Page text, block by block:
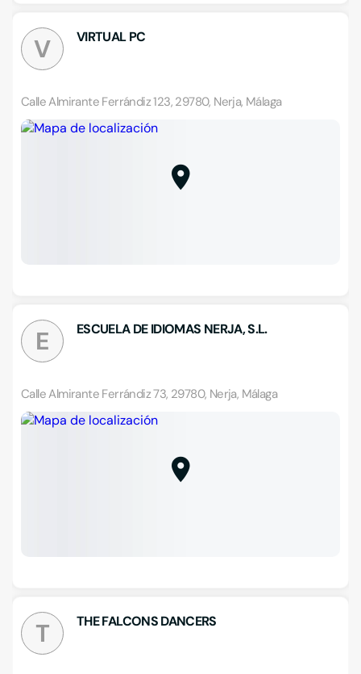
V VIRTUAL PC
Calle Almirante Ferrándiz 123, 29780, Nerja, Málaga
E ESCUELA DE IDIOMAS NERJA, S.L.
Calle Almirante Ferrándiz 73, 29780, Nerja, Málaga
T THE FALCONS DANCERS